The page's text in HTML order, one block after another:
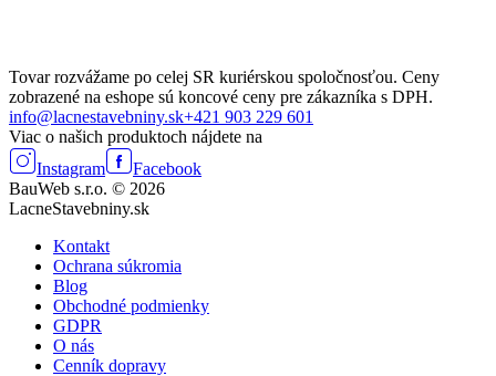
Tovar rozvážame po celej SR kuriérskou spoločnosťou. Ceny
zobrazené na eshope sú koncové ceny pre zákazníka s DPH.
info@lacnestavebniny.sk+421 903 229 601
Viac o našich produktoch nájdete na
Instagram
Facebook
BauWeb s.r.o. © 2026
LacneStavebniny.sk
Kontakt
Ochrana súkromia
Blog
Obchodné podmienky
GDPR
O nás
Cenník dopravy